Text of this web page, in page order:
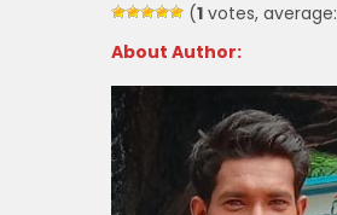
(1 votes, average:
About Author: